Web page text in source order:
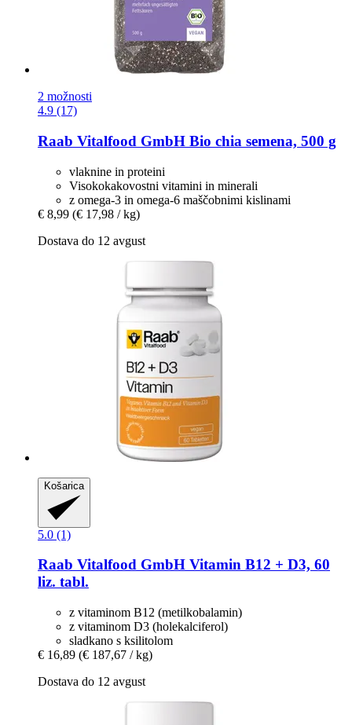
2 možnosti
4.9 (17)
Raab Vitalfood GmbH Bio chia semena, 500 g
vlaknine in proteini
Visokokakovostni vitamini in minerali
z omega-3 in omega-6 maščobnimi kislinami
€ 8,99 (€ 17,98 / kg)
Dostava do 12 avgust
Košarica
5.0 (1)
Raab Vitalfood GmbH Vitamin B12 + D3, 60
liz. tabl.
z vitaminom B12 (metilkobalamin)
z vitaminom D3 (holekalciferol)
sladkano s ksilitolom
€ 16,89 (€ 187,67 / kg)
Dostava do 12 avgust